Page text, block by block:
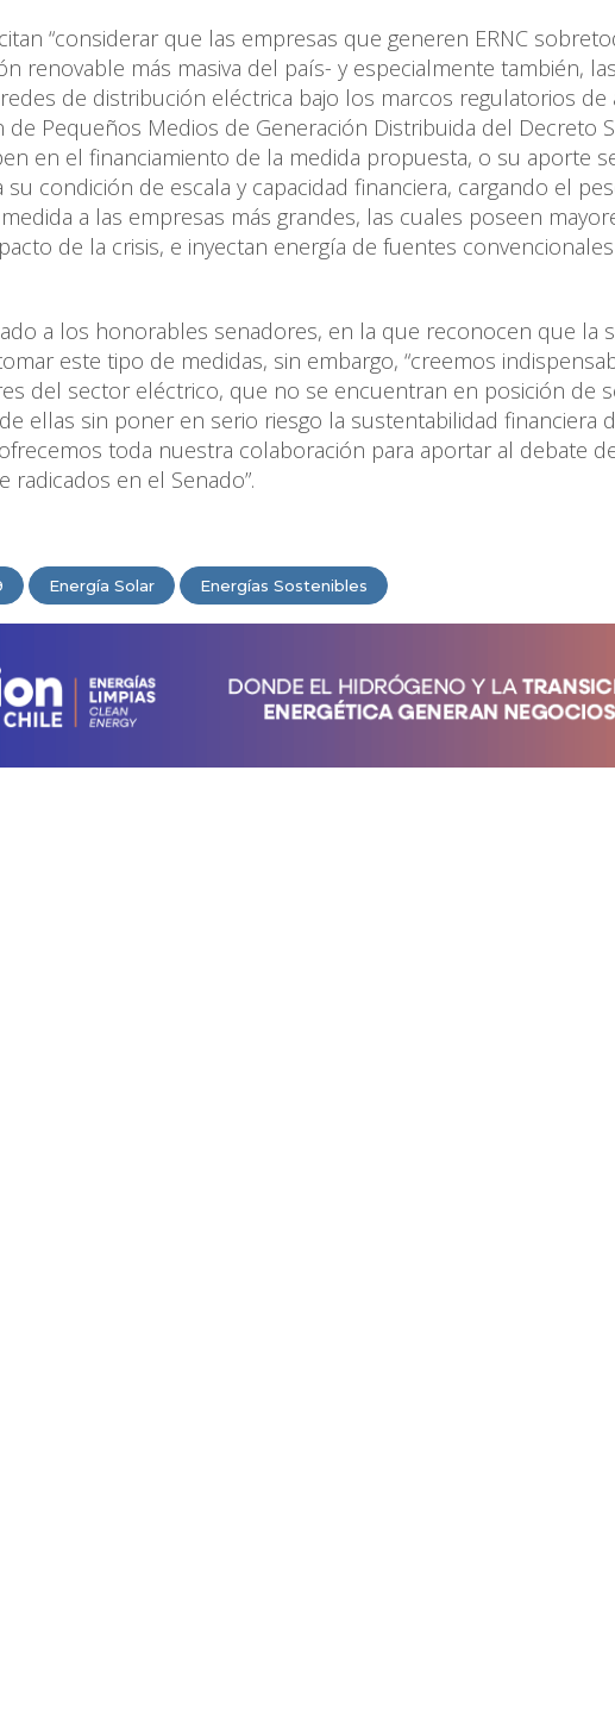
“considerar que las empresas que generen ERNC
renovable más masiva del país- y especialmente también,
de distribución eléctrica bajo los marcos regulatorios
de Pequeños Medios de Generación Distribuida del Decreto
en el financiamiento de la medida propuesta, o su aporte
condición de escala y capacidad financiera, cargando el
a las empresas más grandes, las cuales poseen
de la crisis, e inyectan energía de fuentes
a los honorables senadores, en la que reconocen que la
este tipo de medidas, sin embargo, “creemos
del sector eléctrico, que no se encuentran en posición de
ellas sin poner en serio riesgo la sustentabilidad financiera
toda nuestra colaboración para aportar al debate
en el Senado”.
Energía Solar Energías Sostenibles